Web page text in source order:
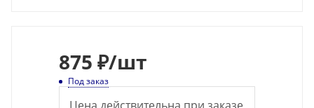
875 ₽/шт
Под заказ